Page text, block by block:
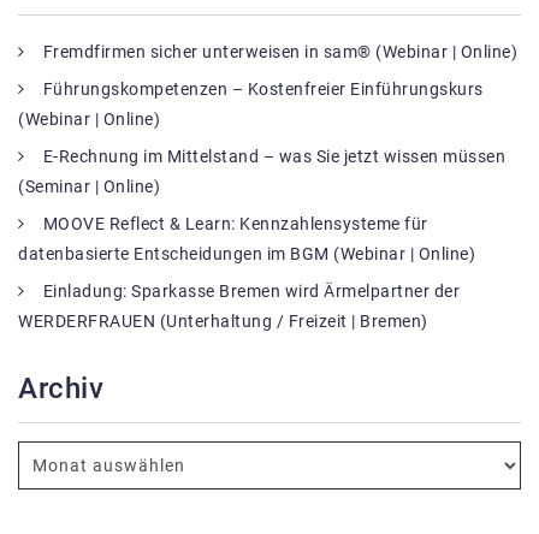
Fremdfirmen sicher unterweisen in sam® (Webinar | Online)
Führungskompetenzen – Kostenfreier Einführungskurs
(Webinar | Online)
E-Rechnung im Mittelstand – was Sie jetzt wissen müssen
(Seminar | Online)
MOOVE Reflect & Learn: Kennzahlensysteme für
datenbasierte Entscheidungen im BGM (Webinar | Online)
Einladung: Sparkasse Bremen wird Ärmelpartner der
WERDERFRAUEN (Unterhaltung / Freizeit | Bremen)
Archiv